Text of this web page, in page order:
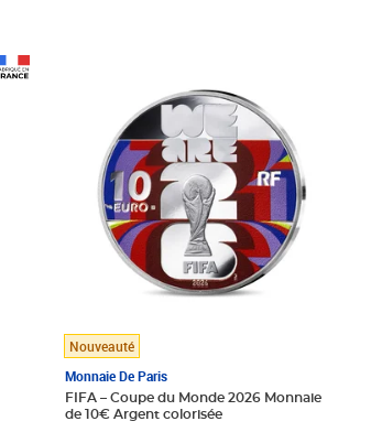
Nouveauté
Monnaie De Paris
FIFA – Coupe du Monde 2026 Monnaie
de 10€ Argent colorisée